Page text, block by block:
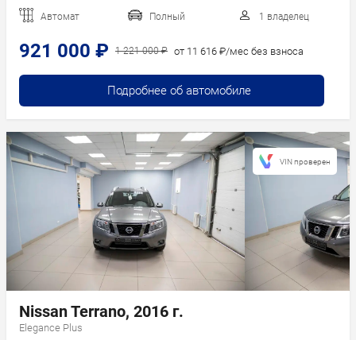
Автомат Полный 1 владелец
921 000 ₽ 1 221 000 ₽ от 11 616 ₽/мес без взноса
Подробнее об автомобиле
Nissan Terrano, 2016 г.
Elegance Plus
VIN проверен